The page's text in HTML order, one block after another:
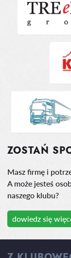
ZOSTAŃ
Masz firmę i
A może jesteś
naszego klubu?
dowiedz się